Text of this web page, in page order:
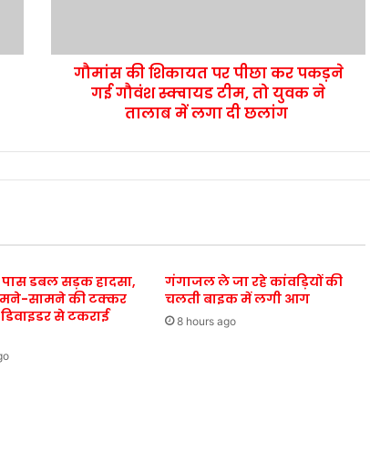
गौमांस की शिकायत पर पीछा कर पकड़ने
गई गौवंश स्क्वायड टीम, तो युवक ने
तालाब में लगा दी छलांग
डबल सड़क हादसा,
सामने की टक्कर
से टकराई
गंगाजल ले जा रहे कांवड़ियों की
चलती बाइक में लगी आग
8 hours ago